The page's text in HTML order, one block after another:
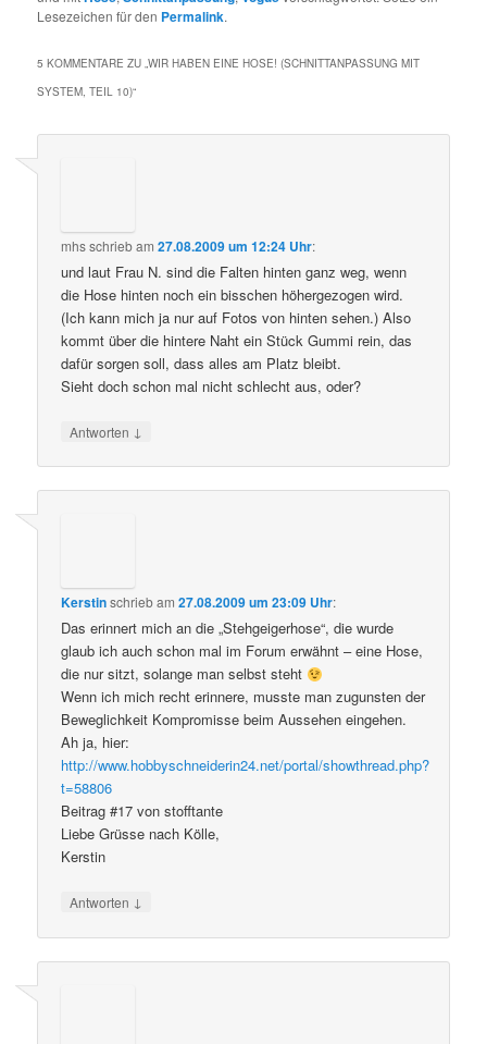
Lesezeichen für den Permalink.
5 KOMMENTARE ZU „WIR HABEN EINE HOSE! (SCHNITTANPASSUNG MIT
SYSTEM, TEIL 10)“
mhsschriebam27.08.2009 um 12:24 Uhr:
und laut Frau N. sind die Falten hinten ganz weg, wenn
die Hose hinten noch ein bisschen höhergezogen wird.
(Ich kann mich ja nur auf Fotos von hinten sehen.) Also
kommt über die hintere Naht ein Stück Gummi rein, das
dafür sorgen soll, dass alles am Platz bleibt.
Sieht doch schon mal nicht schlecht aus, oder?
Antworten ↓
Kerstinschriebam27.08.2009 um 23:09 Uhr:
Das erinnert mich an die „Stehgeigerhose“, die wurde
glaub ich auch schon mal im Forum erwähnt – eine Hose,
die nur sitzt, solange man selbst steht
Wenn ich mich recht erinnere, musste man zugunsten der
Beweglichkeit Kompromisse beim Aussehen eingehen.
Ah ja, hier:
http://www.hobbyschneiderin24.net/portal/showthread.php?
t=58806
Beitrag #17 von stofftante
Liebe Grüsse nach Kölle,
Kerstin
Antworten ↓